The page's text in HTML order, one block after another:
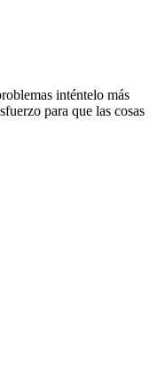
inténtelo más
para que las cosas